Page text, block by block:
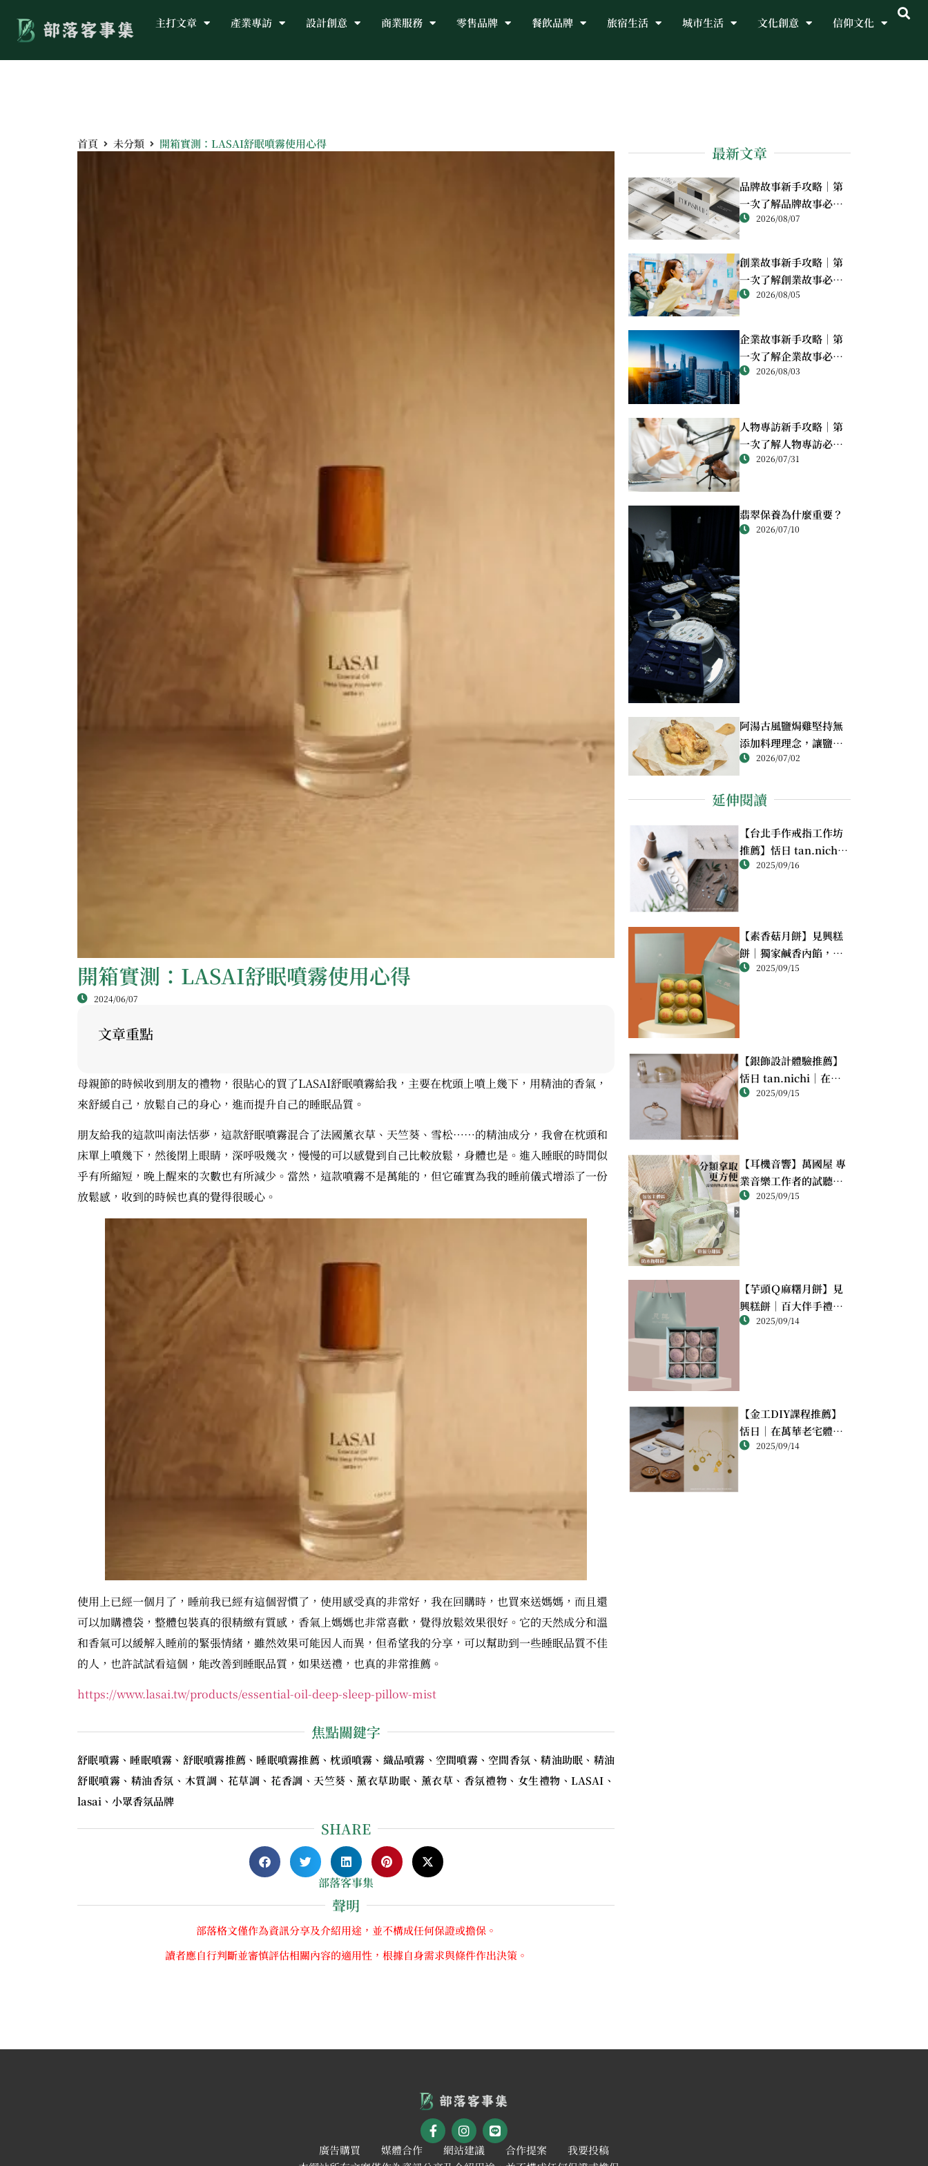
主打文章 產業專訪 設計創意 商業服務 零售品牌 餐飲品牌 旅宿生活 城市生活 文化創意 信仰文化
首頁 未分類 開箱實測：LASAI舒眠噴霧使用心得
開箱實測：LASAI舒眠噴霧使用心得
2024/06/07
文章重點
母親節的時候收到朋友的禮物，很貼心的買了LASAI舒眠噴霧給我，主要在枕頭上噴上幾下，用精油的香氣，
來舒緩自己，放鬆自己的身心，進而提升自己的睡眠品質。
朋友給我的這款叫南法恬夢，這款舒眠噴霧混合了法國薰衣草、天竺葵、雪松……的精油成分，我會在枕頭和
床單上噴幾下，然後閉上眼睛，深呼吸幾次，慢慢的可以感覺到自己比較放鬆，身體也是。進入睡眠的時間似
乎有所縮短，晚上醒來的次數也有所減少。當然，這款噴霧不是萬能的，但它確實為我的睡前儀式增添了一份
放鬆感，收到的時候也真的覺得很暖心。
使用上已經一個月了，睡前我已經有這個習慣了，使用感受真的非常好，我在回購時，也買來送媽媽，而且還
可以加購禮袋，整體包裝真的很精緻有質感，香氣上媽媽也非常喜歡，覺得放鬆效果很好。它的天然成分和溫
和香氣可以緩解入睡前的緊張情緒，雖然效果可能因人而異，但希望我的分享，可以幫助到一些睡眠品質不佳
的人，也許試試看這個，能改善到睡眠品質，如果送禮，也真的非常推薦。
https://www.lasai.tw/products/essential-oil-deep-sleep-pillow-mist
焦點關鍵字
舒眠噴霧、睡眠噴霧、舒眠噴霧推薦、睡眠噴霧推薦、枕頭噴霧、織品噴霧、空間噴霧、空間香氛、精油助眠、精油
舒眠噴霧、精油香氛、木質調、花草調、花香調、天竺葵、薰衣草助眠、薰衣草、香氛禮物、女生禮物、LASAI、
lasai、小眾香氛品牌
SHARE
部落客事集
聲明
部落格文僅作為資訊分享及介紹用途，並不構成任何保證或擔保。
讀者應自行判斷並審慎評估相關內容的適用性，根據自身需求與條件作出決策。
最新文章
品牌故事新手攻略｜第
一次了解品牌故事必讀
重點2026/08/07
創業故事新手攻略｜第
一次了解創業故事必讀
重點2026/08/05
企業故事新手攻略｜第
一次了解企業故事必讀
重點2026/08/03
人物專訪新手攻略｜第
一次了解人物專訪必讀
重點2026/07/31
翡翠保養為什麼重要？
2026/07/10
阿湯古風鹽焗雞堅持無
添加料理理念，讓鹽焗
雞回歸最純粹的風味
2026/07/02
延伸閱讀
【台北手作戒指工作坊
推薦】恬日 tan.nichi
純銀戒指體驗｜情侶・
2025/09/16
【素香菇月餅】見興糕
餅｜獨家鹹香內餡，顛
覆想像的幸福滋味
2025/09/15
【銀飾設計體驗推薦】
恬日 tan.nichi｜在萬
華靜巷，親手完成屬於
2025/09/15
【耳機音響】萬國屋 專
業音樂工作者的試聽心
得 2025/09/15
【芋頭Ｑ麻糬月餅】見
興糕餅｜百大伴手禮推
薦的綿密酥香新體驗
2025/09/14
【金工DIY課程推薦】
恬日｜在萬華老宅體驗
純銀手作
2025/09/14
廣告購買 媒體合作 網站建議 合作提案
我要投稿